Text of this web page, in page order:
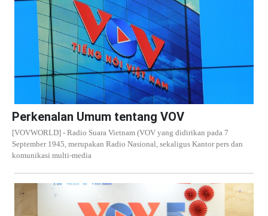
Perkenalan Umum tentang VOV
[VOVWORLD] - Radio Suara Vietnam (VOV yang didirikan pada 7
September 1945, merupakan Radio Nasional, sekaligus Kantor pers dan
komunikasi multi-media